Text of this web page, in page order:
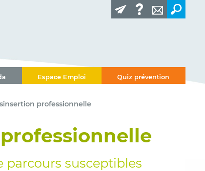
Espace Emploi Quiz prévention
professionnelle
parcours susceptibles